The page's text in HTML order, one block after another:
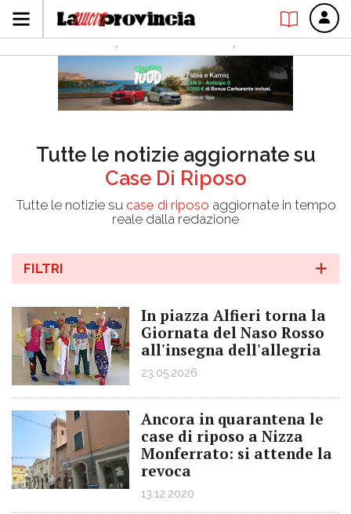
Tutte le notizie aggiornate su
Case Di Riposo
Tutte le notizie su case di riposo aggiornate in tempo
reale dalla redazione
FILTRI
In piazza Alfieri torna la
Giornata del Naso Rosso
all'insegna dell'allegria
23.05.2026
Ancora in quarantena le
case di riposo a Nizza
Monferrato: si attende la
revoca
13.12.2020